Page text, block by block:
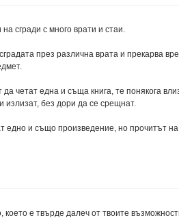
сгради с много врати и стаи.
през различна врата и прекарва
четат една и съща книга, те понякога
излизат, без дори да се срещнат.
едно и също произведение, но прочитът на
е твърде далеч от твоите